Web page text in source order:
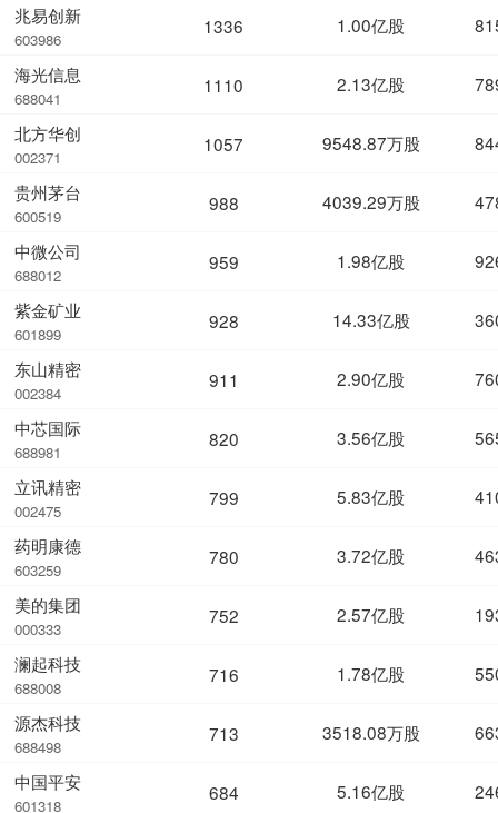
兆易创新
603986
海光信息
688041
北方华创
002371
贵州茅台
600519
中微公司
688012
紫金矿业
601899
东山精密
002384
中芯国际
688981
立讯精密
002475
药明康德
603259
美的集团
000333
澜起科技
688008
源杰科技
688498
中国平安
601318
1336 1.00亿股
1110 2.13亿股
1057 9548.87万股
988 4039.29万股
959 1.98亿股
928 14.33亿股
911 2.90亿股
820 3.56亿股
799 5.83亿股
780 3.72亿股
752 2.57亿股
716 1.78亿股
713 3518.08万股
684 5.16亿股